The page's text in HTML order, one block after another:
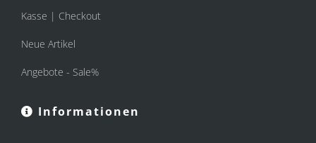
Kasse | Checkout
Neue Artikel
Angebote - Sale%
Informationen